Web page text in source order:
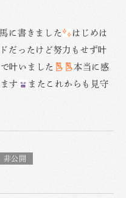
に書きました
はじめは
だったけど努力もせず叶
叶いました
本当に感
す
またこれからも見守